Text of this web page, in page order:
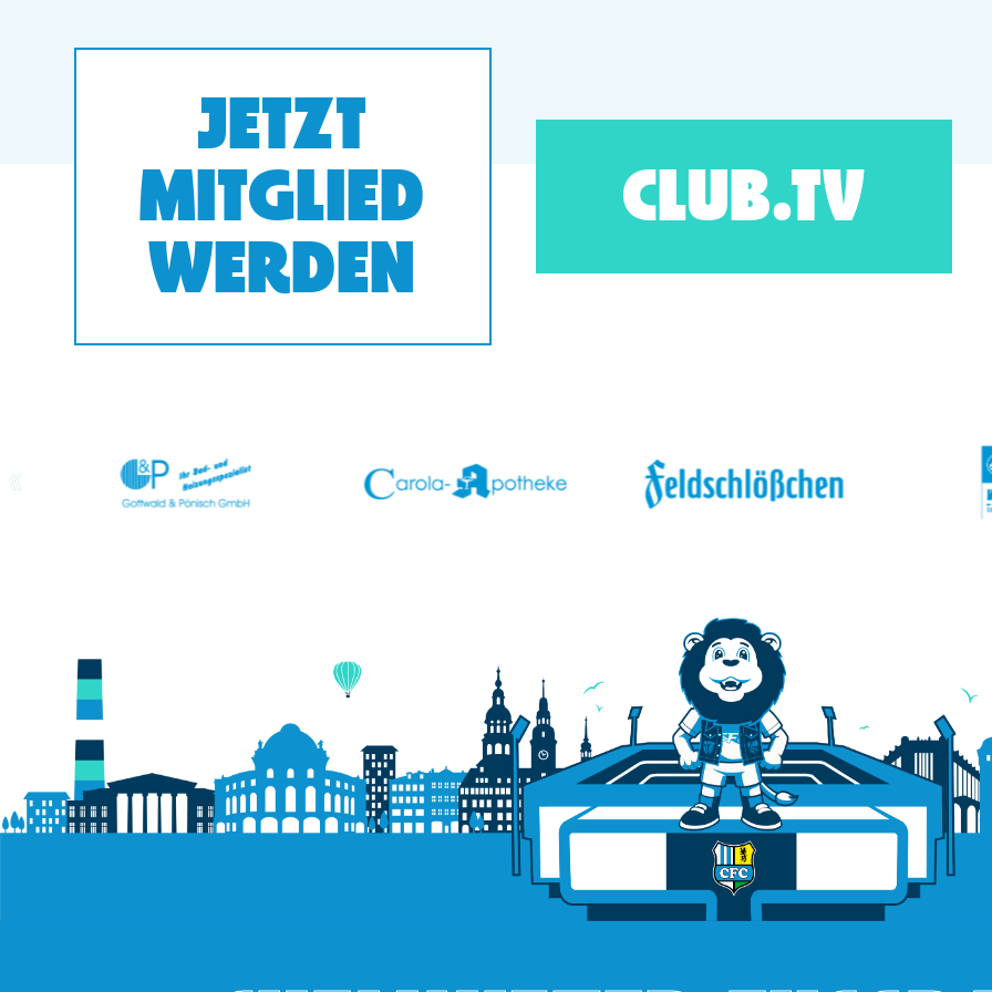
JETZT
MITGLIED
WERDEN
CLUB.TV
prev